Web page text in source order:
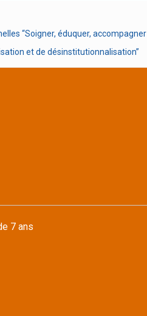
“Soigner, éduquer, accompagner
et de désinstitutionnalisation”
7 ans